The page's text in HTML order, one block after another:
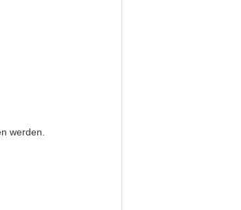
werden.